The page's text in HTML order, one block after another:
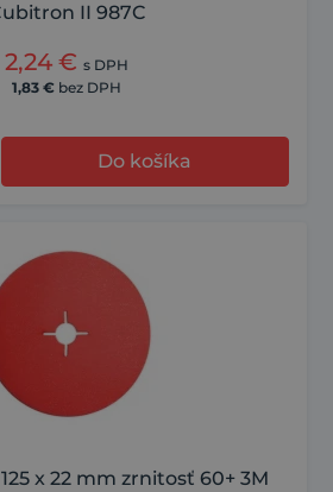
II 987C
2,24 € s DPH
1,83 € bez DPH
Do košíka
x 22 mm zrnitosť 60+ 3M